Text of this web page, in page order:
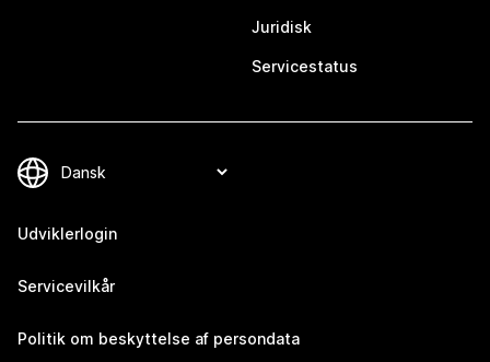
Juridisk
Servicestatus
Udviklerlogin
Servicevilkår
Politik om beskyttelse af persondata